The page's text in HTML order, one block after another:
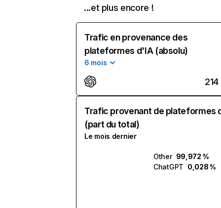
...et plus encore !
Trafic en provenance des
plateformes d'IA (absolu)
6 mois
214
Trafic provenant de plateformes
(part du total)
Le mois dernier
Other 99,972 %
ChatGPT 0,028 %